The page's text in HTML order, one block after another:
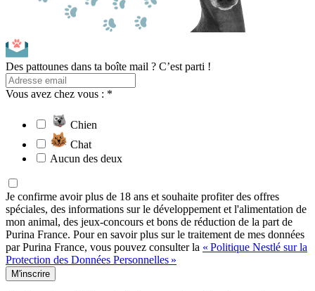
Des pattounes dans ta boîte mail ? C’est parti !
Vous avez chez vous : *
Chien
Chat
Aucun des deux
Je confirme avoir plus de 18 ans et souhaite profiter des offres
spéciales, des informations sur le développement et l'alimentation de
mon animal, des jeux-concours et bons de réduction de la part de
Purina France. Pour en savoir plus sur le traitement de mes données
par Purina France, vous pouvez consulter la « Politique Nestlé sur la
Protection des Données Personnelles »
M'inscrire